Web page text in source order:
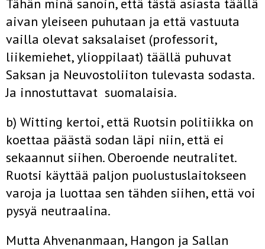
Tähän minä sanoin, että tästä asiasta täällä
aivan yleiseen puhutaan ja että vastuuta
vailla olevat saksalaiset (professorit,
liikemiehet, ylioppilaat) täällä puhuvat
Saksan ja Neuvostoliiton tulevasta sodasta.
Ja innostuttavat suomalaisia.
b) Witting kertoi, että Ruotsin politiikka on
koettaa päästä sodan läpi niin, että ei
sekaannut siihen. Oberoende neutralitet.
Ruotsi käyttää paljon puolustuslaitokseen
varoja ja luottaa sen­ tähden siihen, että voi
pysyä neutraalina.
Mutta Ahvenanmaan, Hangon ja Sallan